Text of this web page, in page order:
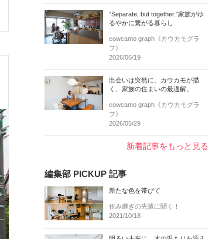
“Separate, but together.”家族がゆ
るやかに繋がる暮らし
cowcamo graph《カウカモグラ
フ》
2026/06/19
出会いは突然に。カウカモが描
く、家族の住まいの最適解。
cowcamo graph《カウカモグラ
フ》
2026/05/29
新着記事をもっと見る
編集部 PICKUP 記事
新たな色を帯びて
住み継ぎの先輩に聞く！
2021/10/18